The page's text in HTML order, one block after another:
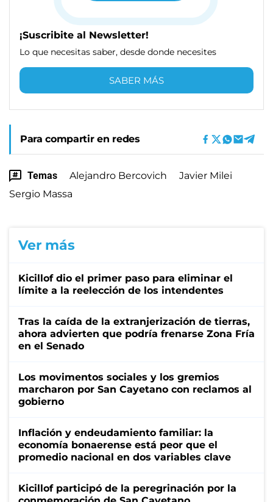
¡Suscribite al Newsletter!
Lo que necesitas saber, desde donde necesites
SABER MÁS
Para compartir en redes
Temas Alejandro Bercovich
Javier Milei
Sergio Massa
Ver más
Kicillof dio el primer paso para eliminar el
límite a la reelección de los intendentes
Tras la caída de la extranjerización de tierras,
ahora advierten que podría frenarse Zona Fría
en el Senado
Los movimentos sociales y los gremios
marcharon por San Cayetano con reclamos al
gobierno
Inflación y endeudamiento familiar: la
economía bonaerense está peor que el
promedio nacional en dos variables clave
Kicillof participó de la peregrinación por la